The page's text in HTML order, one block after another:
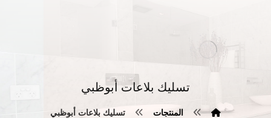
تسليك بلاعات أبوظبي
المنتجات تسليك بلاعات أبوظبي